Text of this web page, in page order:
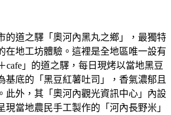
的道之驛「奧河內黑丸之鄉」，最獨特
在地工坊體驗。這裡是全地區唯一設有
cafe」的道之驛，每日現烤以當地黑豆
基底的「黑豆紅薯吐司」，香氣濃郁且
此外，其「奧河內觀光資訊中心」內設
現當地農民手工製作的「河內長野米」